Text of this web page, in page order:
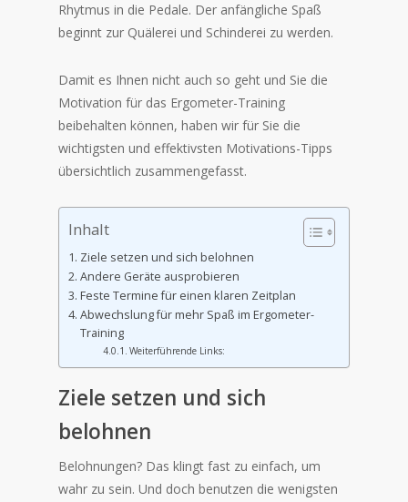
Rhytmus in die Pedale. Der anfängliche Spaß
beginnt zur Quälerei und Schinderei zu werden.
Damit es Ihnen nicht auch so geht und Sie die
Motivation für das Ergometer-Training
beibehalten können, haben wir für Sie die
wichtigsten und effektivsten Motivations-Tipps
übersichtlich zusammengefasst.
Inhalt
Ziele setzen und sich belohnen
Andere Geräte ausprobieren
Feste Termine für einen klaren Zeitplan
Abwechslung für mehr Spaß im Ergometer-
Training
Weiterführende Links:
Ziele setzen und sich
belohnen
Belohnungen? Das klingt fast zu einfach, um
wahr zu sein. Und doch benutzen die wenigsten